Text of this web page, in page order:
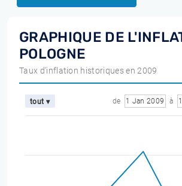
GRAPHIQUE DE
POLOGNE
Taux d'inflation historiques en 2009
tout ▾ de 1 Jan 2009 à